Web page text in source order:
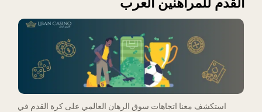
القدم للمراهنين العرب
استكشف معنا اتجاهات سوق الرهان العالمي على كرة القدم في